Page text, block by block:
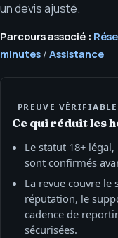
un devis ajusté.
Parcours associé :
minutes / Assistance
PREUVE VÉRIFIABLE
Ce qui réduit les
Le statut 18+
sont confirmés
La revue couvre le
réputation, le
cadence de
sécurisées.